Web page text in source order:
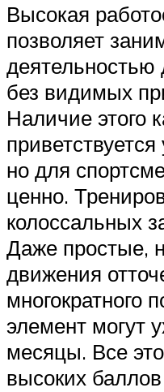
Высокая
позволяет
деятельностью
без видимых
Наличие этого
но для
ценно.
колоссальных
Даже простые,
движения
многократного
элемент могут
месяцы. Все
высоких